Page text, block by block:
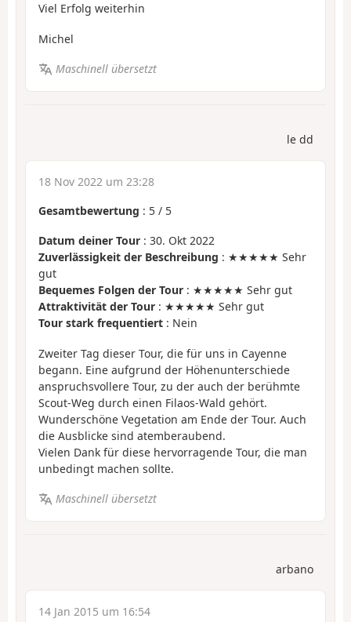
Viel Erfolg weiterhin
Michel
Maschinell übersetzt
le dd
18 Nov 2022 um 23:28
Gesamtbewertung : 5 / 5
Datum deiner Tour : 30. Okt 2022
Zuverlässigkeit der Beschreibung : ★★★★★ Sehr
gut
Bequemes Folgen der Tour : ★★★★★ Sehr gut
Attraktivität der Tour : ★★★★★ Sehr gut
Tour stark frequentiert : Nein
Zweiter Tag dieser Tour, die für uns in Cayenne
begann. Eine aufgrund der Höhenunterschiede
anspruchsvollere Tour, zu der auch der berühmte
Scout-Weg durch einen Filaos-Wald gehört.
Wunderschöne Vegetation am Ende der Tour. Auch
die Ausblicke sind atemberaubend.
Vielen Dank für diese hervorragende Tour, die man
unbedingt machen sollte.
Maschinell übersetzt
arbano
14 Jan 2015 um 16:54